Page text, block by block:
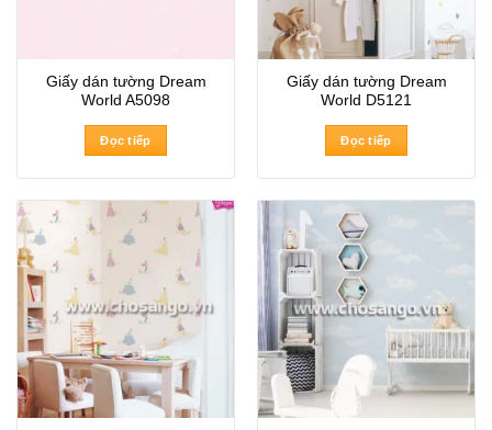
Giấy dán tường Dream
World A5098
Đọc tiếp
Giấy dán tường Dream
World D5121
Đọc tiếp